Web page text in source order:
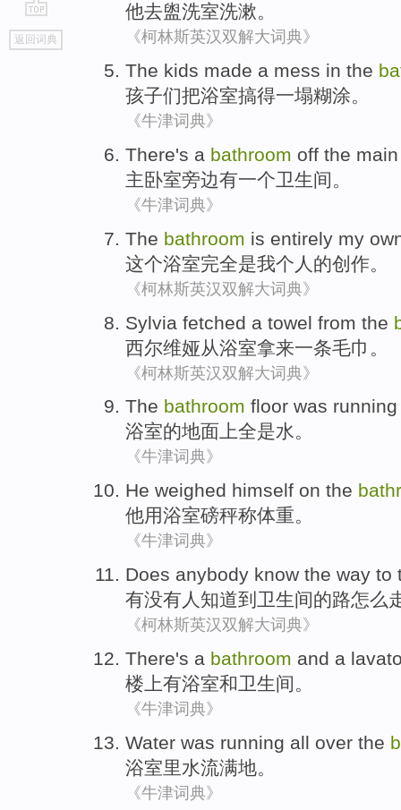
go
top
返回词典
他去盥洗室洗漱。
《柯林斯英汉双解大词典》
The kids made a mess in the
孩子们把浴室搞得一塌糊涂。
《牛津词典》
There's a bathroom off the main
主 卧室旁边有一个卫生间。
《牛津词典》
The bathroom is entirely my
这个浴室完全是我个人的创作。
《柯林斯英汉双解大词典》
Sylvia fetched a towel from the
西尔维娅从浴室拿来一条毛巾 。
《柯林斯英汉双解大词典》
The bathroom floor was
浴室的地面上全是水。
《牛津词典》
He weighed himself on the
他用浴室磅秤称体重。
《牛津词典》
Does anybody know the way to
有没有人 知道到 卫生间的路怎么
《柯林斯英汉双解大词典》
There's a bathroom and a
楼上有浴室和卫生间。
《牛津词典》
Water was running all over the
浴室里水流满地。
《牛津词典》